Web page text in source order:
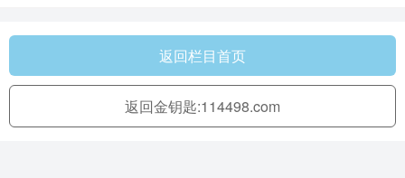
返回栏目首页
返回金钥匙:114498.com